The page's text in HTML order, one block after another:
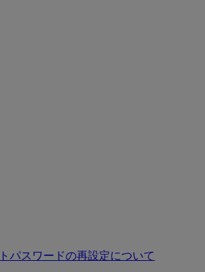
パスワードの再設定について